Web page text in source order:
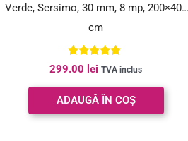
Verde, Sersimo, 30 mm, 8 mp, 200×400
cm
Evaluat la
5.00
din 5
299.00 lei TVA inclus
ADAUGĂ ÎN COȘ